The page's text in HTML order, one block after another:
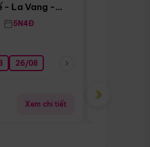
12/09
- La Vang -
5N4Đ
26/08
Xem chi tiết
Giá từ:
›